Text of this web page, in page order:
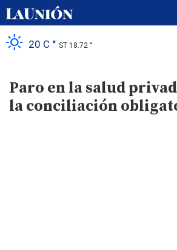
20 C ° ST 18.72 °
Paro en la salud
la conciliación